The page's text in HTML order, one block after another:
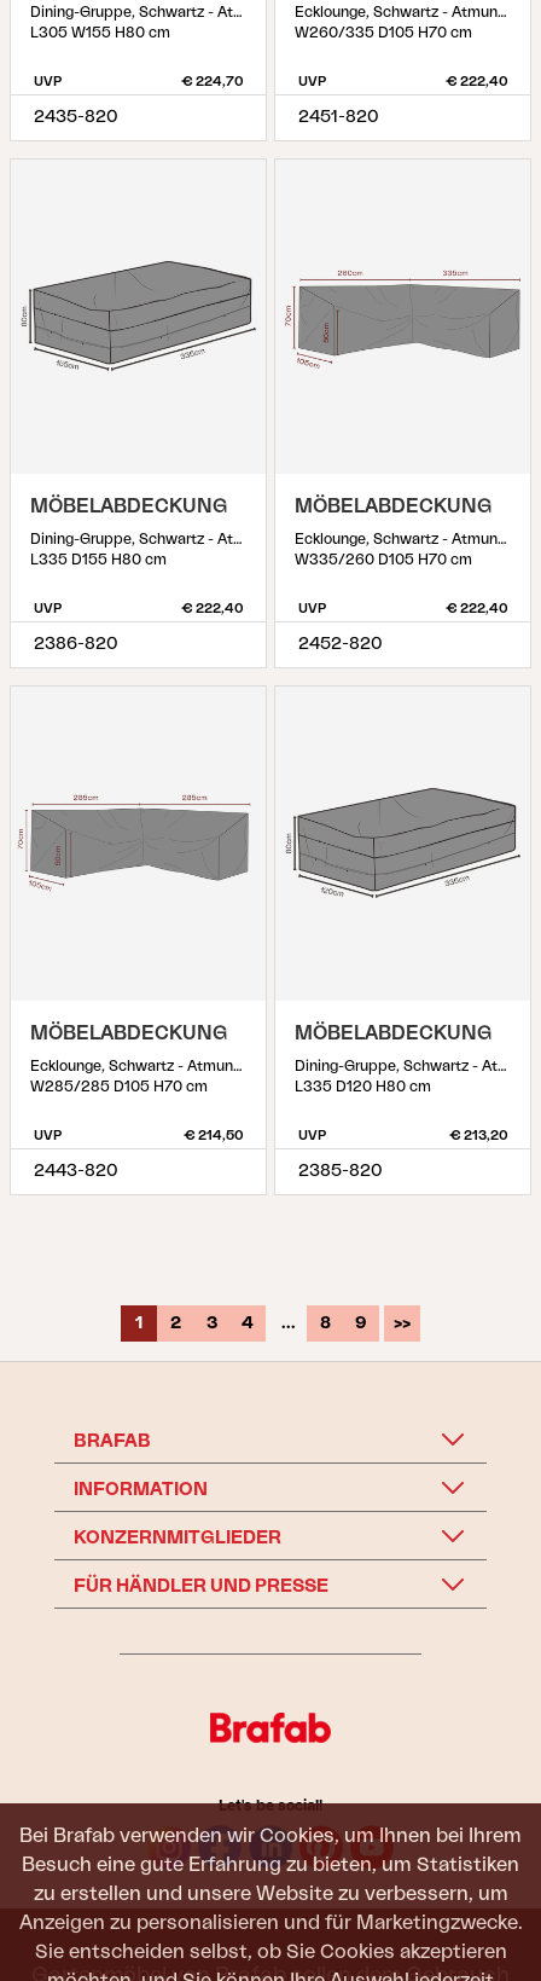
Bei Brafab verwenden wir Cookies, um Ihnen bei Ihrem
Besuch eine gute Erfahrung zu bieten, um Statistiken
zu erstellen und unsere Website zu verbessern, um
Anzeigen zu personalisieren und für Marketingzwecke.
Sie entscheiden selbst, ob Sie Cookies akzeptieren
Dining-Gruppe, Schwartz - Atmungsaktiv
L305 W155 H80 cm
UVP € 224,70
2435-820
Ecklounge, Schwartz - Atmungsaktiv
W260/335 D105 H70 cm
UVP € 222,40
2451-820
MÖBELABDECKUNG
Dining-Gruppe, Schwartz - Atmungsaktiv
L335 D155 H80 cm
UVP € 222,40
2386-820
MÖBELABDECKUNG
Ecklounge, Schwartz - Atmungsaktiv
W335/260 D105 H70 cm
UVP € 222,40
2452-820
MÖBELABDECKUNG
Ecklounge, Schwartz - Atmungsaktiv
W285/285 D105 H70 cm
UVP € 214,50
2443-820
MÖBELABDECKUNG
Dining-Gruppe, Schwartz - Atmungsaktiv
L335 D120 H80 cm
UVP € 213,20
2385-820
1 2 3 4 ... 8 9 >>
BRAFAB
INFORMATION
KONZERNMITGLIEDER
FÜR HÄNDLER UND PRESSE
Let's be social!
Gartenmöbel von Brafab sollen dem Gebrauch